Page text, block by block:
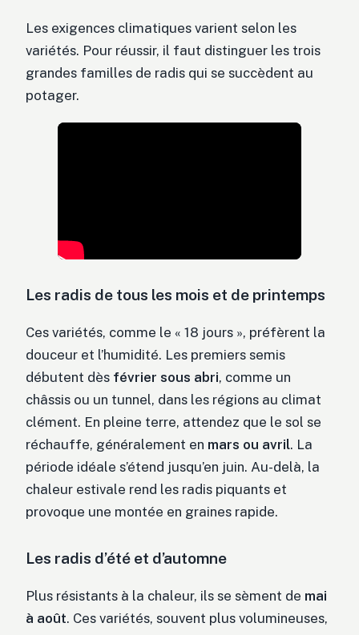
Les exigences climatiques varient selon les
variétés. Pour réussir, il faut distinguer les trois
grandes familles de radis qui se succèdent au
potager.
Les radis de tous les mois et de printemps
Ces variétés, comme le « 18 jours », préfèrent la
douceur et l’humidité. Les premiers semis
débutent dès février sous abri, comme un
châssis ou un tunnel, dans les régions au climat
clément. En pleine terre, attendez que le sol se
réchauffe, généralement en mars ou avril. La
période idéale s’étend jusqu’en juin. Au-delà, la
chaleur estivale rend les radis piquants et
provoque une montée en graines rapide.
Les radis d’été et d’automne
Plus résistants à la chaleur, ils se sèment de mai
à août. Ces variétés, souvent plus volumineuses,